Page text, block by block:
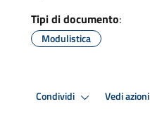
Tipi di documento:
Modulistica
Condividi Vedi azioni